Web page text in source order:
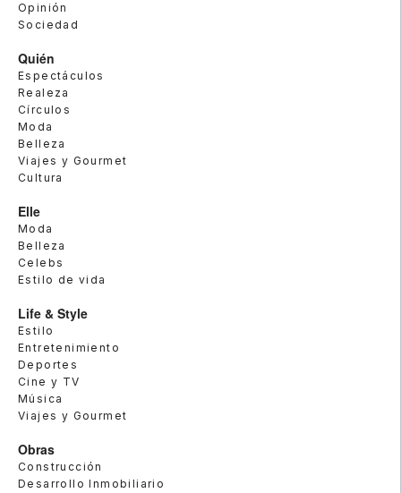
Opinión
Sociedad
Quién
Espectáculos
Realeza
Círculos
Moda
Belleza
Viajes y Gourmet
Cultura
Elle
Moda
Belleza
Celebs
Estilo de vida
Life & Style
Estilo
Entretenimiento
Deportes
Cine y TV
Música
Viajes y Gourmet
Obras
Construcción
Desarrollo Inmobiliario